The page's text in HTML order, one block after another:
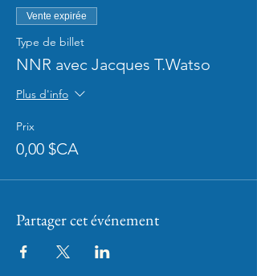
Vente expirée
Type de billet
NNR avec Jacques T.Watso
Plus d'info
Prix
0,00 $CA
Partager cet événement